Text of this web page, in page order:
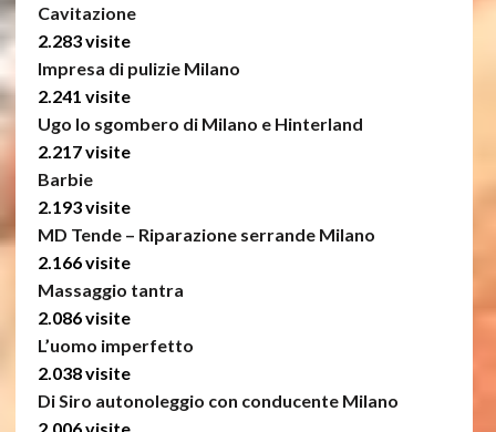
Cavitazione
2.283 visite
Impresa di pulizie Milano
2.241 visite
Ugo lo sgombero di Milano e Hinterland
2.217 visite
Barbie
2.193 visite
MD Tende – Riparazione serrande Milano
2.166 visite
Massaggio tantra
2.086 visite
L’uomo imperfetto
2.038 visite
Di Siro autonoleggio con conducente Milano
2.006 visite